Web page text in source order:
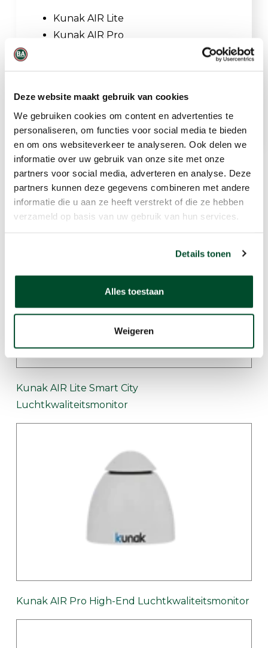
Deze website maakt gebruik van cookies
We gebruiken cookies om content en advertenties te
personaliseren, om functies voor social media te bieden
en om ons websiteverkeer te analyseren. Ook delen we
informatie over uw gebruik van onze site met onze
partners voor social media, adverteren en analyse. Deze
partners kunnen deze gegevens combineren met andere
informatie die u aan ze heeft verstrekt of die ze hebben
verzameld op basis van uw gebruik van hun services.
Details tonen
Alles toestaan
Weigeren
Kunak AIR Lite
Kunak AIR Pro
AIR Cloud-platform voor realtime
analyse, visualisatie en rapportage.
Gerelateerde producten
Kunak AIR Lite Smart City
Luchtkwaliteitsmonitor
Kunak AIR Pro High-End Luchtkwaliteitsmonitor